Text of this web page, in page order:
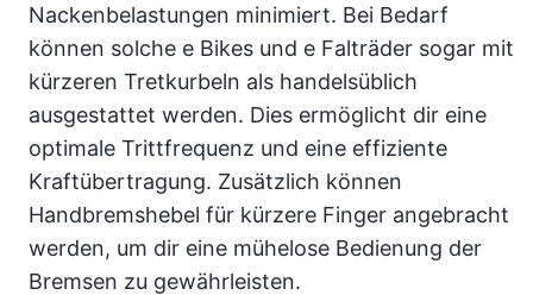
Nackenbelastungen minimiert. Bei Bedarf
können solche e Bikes und e Falträder sogar mit
kürzeren Tretkurbeln als handelsüblich
ausgestattet werden. Dies ermöglicht dir eine
optimale Trittfrequenz und eine effiziente
Kraftübertragung. Zusätzlich können
Handbremshebel für kürzere Finger angebracht
werden, um dir eine mühelose Bedienung der
Bremsen zu gewährleisten.